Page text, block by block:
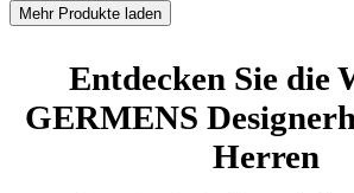
Mehr Produkte laden
Entdecken Sie die
GERMENS
Herren